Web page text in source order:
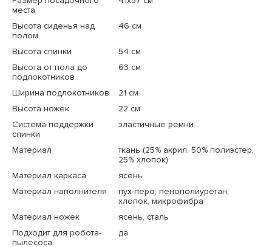
места
Высота сиденья над
полом
46 см
Высота спинки
54 см
Высота от пола до
подлокотников
63 см
Ширина подлокотников
21 см
Высота ножек
22 см
Система поддержки
спинки
эластичные ремни
Материал
ткань (25% акрил, 50% полиэстер,
25% хлопок)
Материал каркаса
ясень
Материал наполнителя
пух-перо, пенополиуретан,
хлопок, микрофибра
Материал ножек
ясень, сталь
Подходит для робота-
пылесоса
да